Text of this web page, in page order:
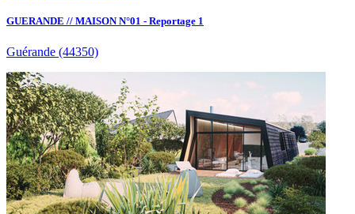
GUERANDE // MAISON N°01 - Reportage 1
Guérande (44350)